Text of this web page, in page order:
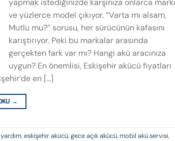
yapmak istediğinizde karşınıza onlarca
ve yüzlerce model çıkıyor. “Varta mı alsam,
Mutlu mu?” sorusu, her sürücünün kafasını
karıştırıyor. Peki bu markalar arasında
gerçekten fark var mı? Hangi akü aracınıza
uygun? En önemlisi, Eskişehir akücü fiyatları
en […]
→
,eskişehir akücü,gece açık akücü, mobil akü servisi,